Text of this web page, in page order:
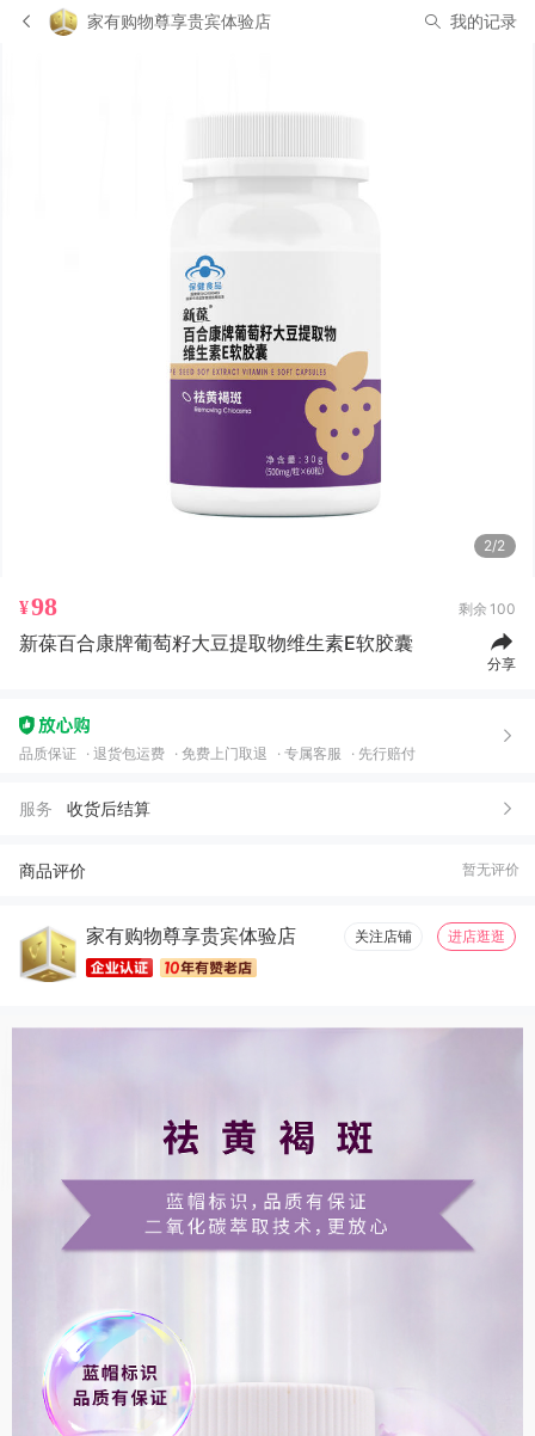
家有购物尊享贵宾体验店 我的记录
2/2
¥98 剩余 100
新葆百合康牌葡萄籽大豆提取物维生素E软胶囊
分享
品质保证 退货包运费 免费上门取退 专属客服 先行赔付
服务 收货后结算
商品评价 暂无评价
家有购物尊享贵宾体验店 关注店铺 进店逛逛